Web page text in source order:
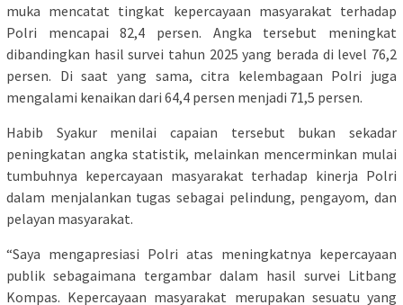
muka mencatat tingkat kepercayaan masyarakat terhadap
Polri mencapai 82,4 persen. Angka tersebut meningkat
dibandingkan hasil survei tahun 2025 yang berada di level 76,2
persen. Di saat yang sama, citra kelembagaan Polri juga
mengalami kenaikan dari 64,4 persen menjadi 71,5 persen.
Habib Syakur menilai capaian tersebut bukan sekadar
peningkatan angka statistik, melainkan mencerminkan mulai
tumbuhnya kepercayaan masyarakat terhadap kinerja Polri
dalam menjalankan tugas sebagai pelindung, pengayom, dan
pelayan masyarakat.
“Saya mengapresiasi Polri atas meningkatnya kepercayaan
publik sebagaimana tergambar dalam hasil survei Litbang
Kompas. Kepercayaan masyarakat merupakan sesuatu yang